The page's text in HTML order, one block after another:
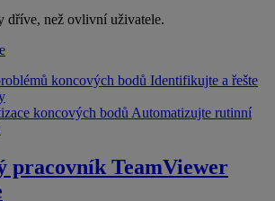
dříve, než ovlivní uživatele.
koncových bodů Identifikujte a řešte
koncových bodů Automatizujte rutinní
pracovník TeamViewer